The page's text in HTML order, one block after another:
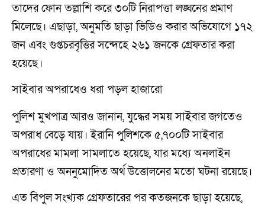
তাদের ফোন তল্লাশি করে ৩০টি নিরাপত্তা লঙ্ঘনের প্রমাণ
মিলেছে। এছাড়া, অনুমতি ছাড়া ভিডিও করার অভিযোগে ১৭২
জন এবং গুপ্তচরবৃত্তির সন্দেহে ২৬১ জনকে গ্রেফতার করা
হয়েছে।
সাইবার অপরাধেও ধরা পড়ল হাজারো
পুলিশ মুখপাত্র আরও জানান, যুদ্ধের সময় সাইবার জগতেও
অপরাধ বেড়ে যায়। ইরানি পুলিশকে ৫,৭০০টি সাইবার
অপরাধের মামলা সামলাতে হয়েছে, যার মধ্যে অনলাইন
প্রতারণা ও অননুমোদিত অর্থ উত্তোলনের মতো ঘটনা রয়েছে।
এত বিপুল সংখ্যক গ্রেফতারের পর কতজনকে ছাড়া হয়েছে,